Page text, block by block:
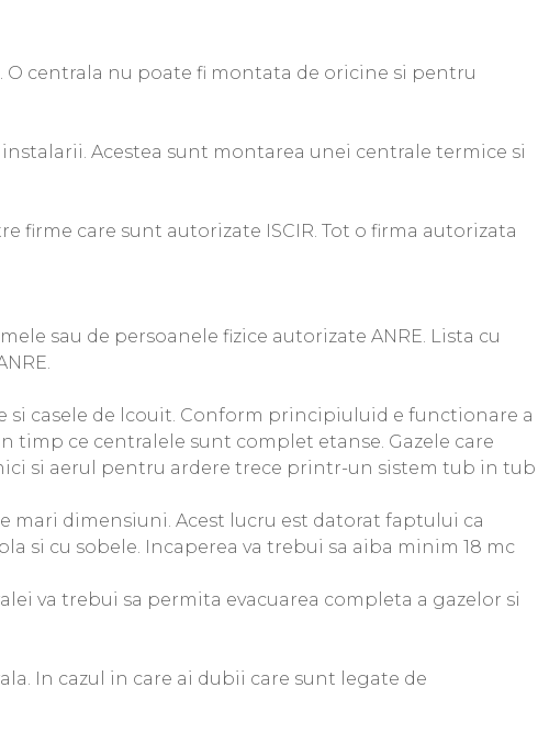
centrala nu poate fi montata de oricine si pentru
Acestea sunt montarea unei centrale termice si
care sunt autorizate ISCIR. Tot o firma autorizata
sau de persoanele fizice autorizate ANRE. Lista cu
casele de lcouit. Conform principiuluid e functionare a
ce centralele sunt complet etanse. Gazele care
si aerul pentru ardere trece printr-un sistem tub in tub
dimensiuni. Acest lucru est datorat faptului ca
si cu sobele. Incaperea va trebui sa aiba minim 18 mc
va trebui sa permita evacuarea completa a gazelor si
In cazul in care ai dubii care sunt legate de